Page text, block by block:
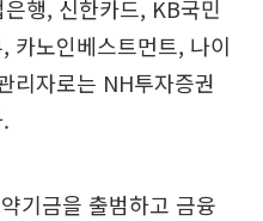
행, 신한카드, KB국민
카노인베스트먼트, 나이
리자로는 NH투자증권
기금을 출범하고 금융